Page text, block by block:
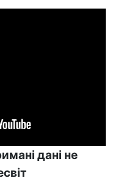
дані не